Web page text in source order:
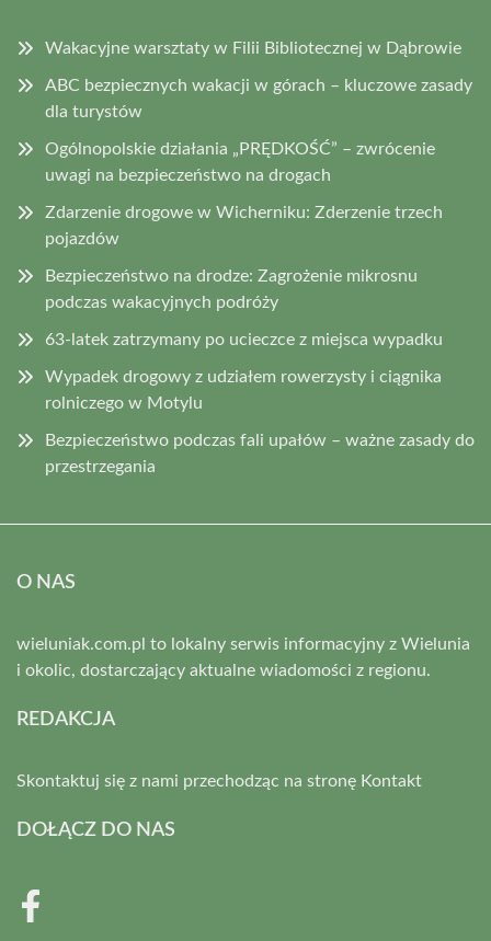
Wakacyjne warsztaty w Filii Bibliotecznej w Dąbrowie
ABC bezpiecznych wakacji w górach – kluczowe zasady
dla turystów
Ogólnopolskie działania „PRĘDKOŚĆ” – zwrócenie
uwagi na bezpieczeństwo na drogach
Zdarzenie drogowe w Wicherniku: Zderzenie trzech
pojazdów
Bezpieczeństwo na drodze: Zagrożenie mikrosnu
podczas wakacyjnych podróży
63-latek zatrzymany po ucieczce z miejsca wypadku
Wypadek drogowy z udziałem rowerzysty i ciągnika
rolniczego w Motylu
Bezpieczeństwo podczas fali upałów – ważne zasady do
przestrzegania
O NAS
wieluniak.com.pl to lokalny serwis informacyjny z Wielunia
i okolic, dostarczający aktualne wiadomości z regionu.
REDAKCJA
Skontaktuj się z nami przechodząc na stronę Kontakt
DOŁĄCZ DO NAS